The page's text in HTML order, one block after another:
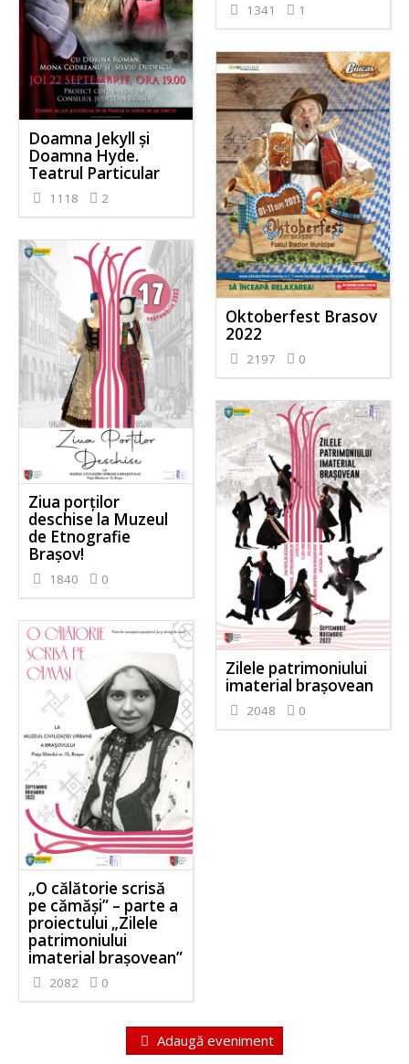
1341 1
Doamna Jekyll și
Doamna Hyde.
Teatrul Particular
1118 2
Oktoberfest Brasov
2022
2197 0
Ziua porților
deschise la Muzeul
de Etnografie
Brașov!
1840 0
Zilele patrimoniului
imaterial brașovean
2048 0
„O călătorie scrisă
pe cămăși” – parte a
proiectului „Zilele
patrimoniului
imaterial brașovean”
2082 0
Adaugă eveniment